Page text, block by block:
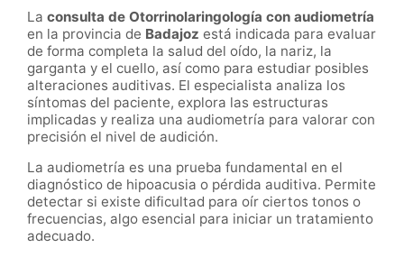
La consulta de Otorrinolaringología con audiometría
en la provincia de Badajoz está indicada para evaluar
de forma completa la salud del oído, la nariz, la
garganta y el cuello, así como para estudiar posibles
alteraciones auditivas. El especialista analiza los
síntomas del paciente, explora las estructuras
implicadas y realiza una audiometría para valorar con
precisión el nivel de audición.
La audiometría es una prueba fundamental en el
diagnóstico de hipoacusia o pérdida auditiva. Permite
detectar si existe dificultad para oír ciertos tonos o
frecuencias, algo esencial para iniciar un tratamiento
adecuado.